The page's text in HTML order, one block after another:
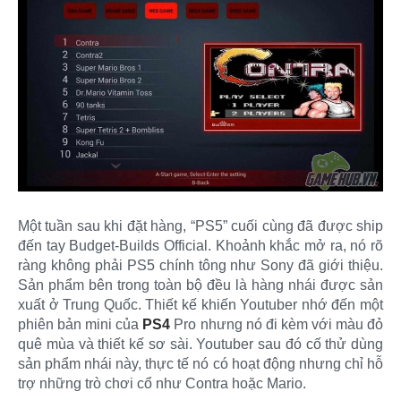
Một tuần sau khi đặt hàng, “PS5” cuối cùng đã được ship
đến tay Budget-Builds Official. Khoảnh khắc mở ra, nó rõ
ràng không phải PS5 chính tông như Sony đã giới thiệu.
Sản phẩm bên trong toàn bộ đều là hàng nhái được sản
xuất ở Trung Quốc. Thiết kế khiến Youtuber nhớ đến một
phiên bản mini của PS4 Pro nhưng nó đi kèm với màu đỏ
quê mùa và thiết kế sơ sài. Youtuber sau đó cố thử dùng
sản phẩm nhái này, thực tế nó có hoạt động nhưng chỉ hỗ
trợ những trò chơi cổ như Contra hoặc Mario.